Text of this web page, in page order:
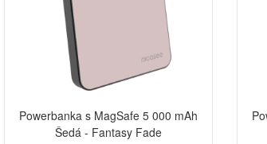
Powerbanka s MagSafe 5 000 mAh
Šedá - Fantasy Fade